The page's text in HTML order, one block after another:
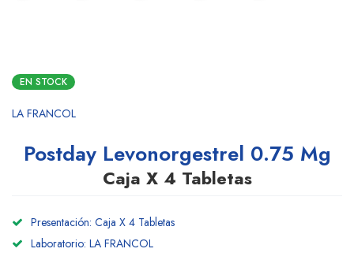
EN STOCK
LA FRANCOL
Postday Levonorgestrel 0.75 Mg
Caja X 4 Tabletas
Presentación: Caja X 4 Tabletas
Laboratorio: LA FRANCOL